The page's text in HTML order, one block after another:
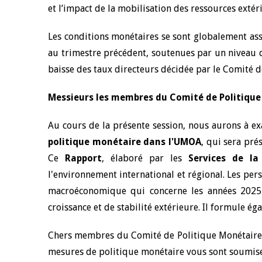
et l’impact de la mobilisation des ressources
Les conditions monétaires se sont globalement
au trimestre précédent, soutenues par un
baisse des taux directeurs décidée par le Comité
Messieurs les membres du Comité de
Au cours de la présente session, nous aurons à
politique monétaire dans l'UMOA, qui sera
Ce Rapport, élaboré par les Services de la
l'environnement international et régional. Les
macroéconomique qui concerne les années
croissance et de stabilité extérieure. Il formule
Chers membres du Comité de Politique
mesures de politique monétaire vous sont